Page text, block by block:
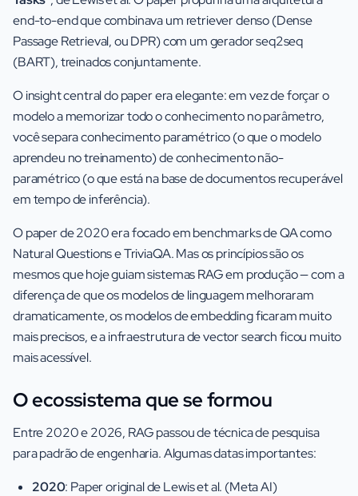
end-to-end que combinava um retriever denso (Dense
Passage Retrieval, ou DPR) com um gerador seq2seq
(BART), treinados conjuntamente.
O insight central do paper era elegante: em vez de forçar o
modelo a memorizar todo o conhecimento no parâmetro,
você separa conhecimento paramétrico (o que o modelo
aprendeu no treinamento) de conhecimento não-
paramétrico (o que está na base de documentos recuperável
em tempo de inferência).
O paper de 2020 era focado em benchmarks de QA como
Natural Questions e TriviaQA. Mas os princípios são os
mesmos que hoje guiam sistemas RAG em produção — com a
diferença de que os modelos de linguagem melhoraram
dramaticamente, os modelos de embedding ficaram muito
mais precisos, e a infraestrutura de vector search ficou muito
mais acessível.
O ecossistema que se formou
Entre 2020 e 2026, RAG passou de técnica de pesquisa
para padrão de engenharia. Algumas datas importantes:
2020: Paper original de Lewis et al. (Meta AI)